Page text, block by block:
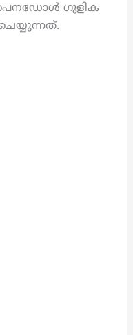
പെനഡോൾ ഗുളിക